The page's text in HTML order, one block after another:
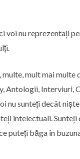
voi nu reprezentați
mult mai multe
Antologii, Interviuri,
nu sunteți decât
intelectuali.
puteți băga în